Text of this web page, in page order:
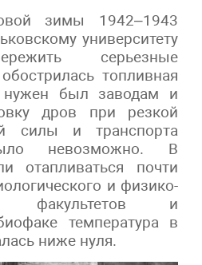
зимы 1942–1943
университету
серьезные
топливная
нужен был заводам и
дров при резкой
силы и транспорта
невозможно. В
отапливаться почти
и физико-
факультетов и
температура в
ниже нуля.